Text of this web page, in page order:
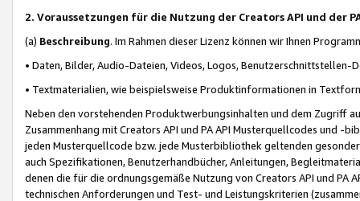
2. Voraussetzungen für die Nutzung der Creators API und der
(a) Beschreibung. Im Rahmen dieser Lizenz können wir Ihnen
• Daten, Bilder, Audio-Dateien, Videos, Logos, Benutzerschnittstellen-
• Textmaterialien, wie beispielsweise Produktinformationen in
Neben den vorstehenden Produktwerbungsinhalten und dem Zugriff
Zusammenhang mit Creators API und PA API Musterquellcodes und
jeden Musterquellcode bzw. jede Musterbibliothek geltenden
auch Spezifikationen, Benutzerhandbücher, Anleitungen,
denen die für die ordnungsgemäße Nutzung von Creators API und PA
technischen Anforderungen und Test- und Leistungskriterien